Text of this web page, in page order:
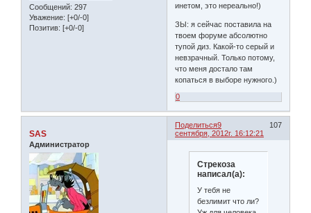
Сообщений: 297
Уважение: [+0/-0]
Позитив: [+0/-0]
инетом, это нереально!)
ЗЫ: я сейчас поставила на
твоем форуме абсолютно
тупой диз. Какой-то серый и
невзрачный. Только потому,
что меня достало там
копаться в выборе нужного.)
0
Поделиться 107
9
сентября, 2012г. 16:12:21
SAS
Администратор
Стрекоза
написал(а):
У тебя не
безлимит что ли?